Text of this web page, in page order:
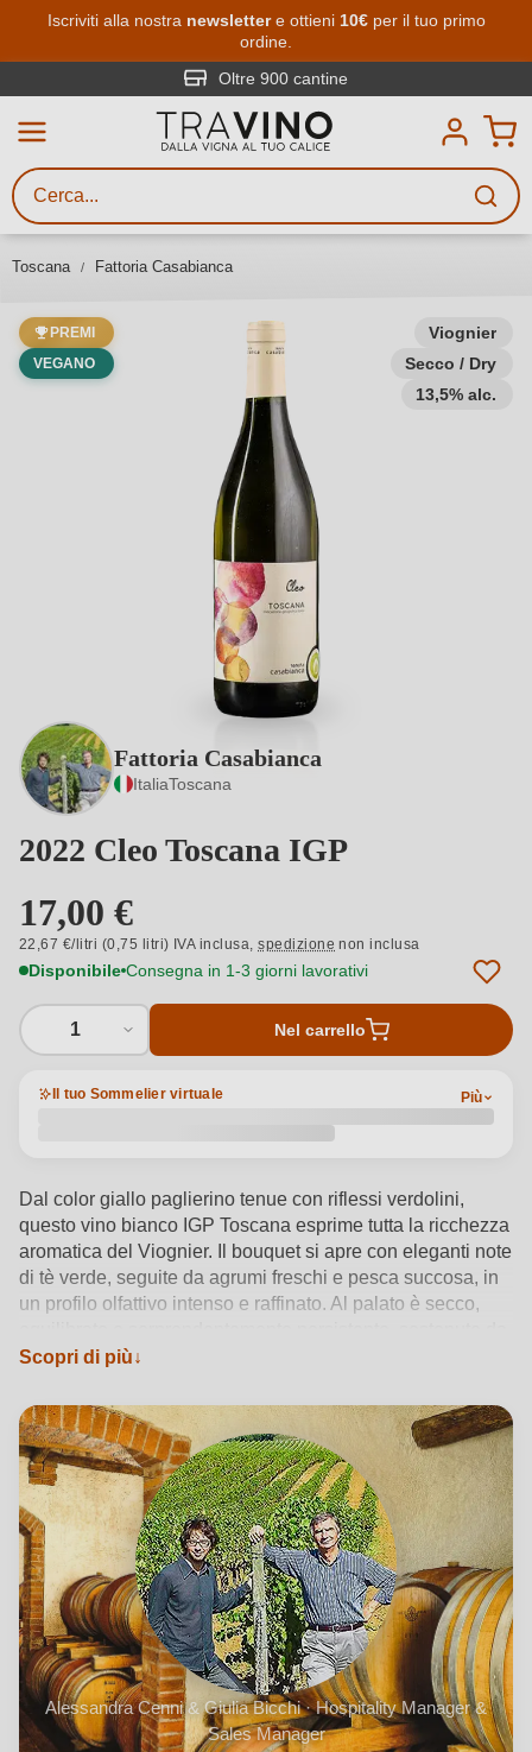
Passa al contenuto principale
Iscriviti alla nostra newslettere ottieni 10€per il tuo primo
ordine.
Oltre 900 cantine
Toscana Fattoria Casabianca
Viognier
Secco / Dry
13,5% alc.
PREMI
VEGANO
Fattoria Casabianca
ItaliaToscana
2022 Cleo Toscana IGP
17,00 €
22,67 €/litri (0,75 litri) IVA inclusa,spedizione non inclusa
Disponibile Consegna in 1-3 giorni lavorativi
1 Nel carrello
Il tuo Sommelier virtuale Più
Dal color giallo paglierino tenue con riflessi verdolini,
questo vino bianco IGP Toscana esprime tutta la ricchezza
aromatica del Viognier. Il bouquet si apre con eleganti note
di tè verde, seguite da agrumi freschi e pesca succosa, in
un profilo olfattivo intenso e raffinato. Al palato è secco,
una vivace acidità che ne valorizza la struttura. Nato tra i
della Fattoria Casabianca riflette la visione agricola
biologica della cantina, impegnata a fondere tradizione
toscana e innovazione sostenibile. Servito a 10-12°C,
accompagna con naturalezza antipasti leggeri, frutti di
mare e formaggi freschi, diventando l’emblema di
un’eleganza semplice e autentica.
Vedi dettagli del prodotto →
Scopri di più
Alessandra Cenni & Giulia Bicchi · Hospitality Manager &
Sales Manager
Ricerca vini
Inserisci almeno 3 caratteri
gusto, occasione, nome del vino,
vitigno, regione, cantina o altri